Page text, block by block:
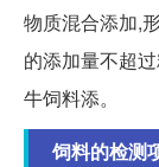
物质混合添加,
的添加量不超
牛饲料添。
饲料的检测